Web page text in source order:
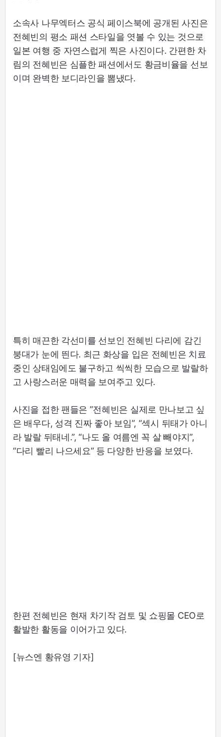
소속사 나무엑터스 공식 페이스북에 공개된 사진은
전혜빈의 평소 패션 스타일을 엿볼 수 있는 것으로
일본 여행 중 자연스럽게 찍은 사진이다. 간편한 차
림의 전혜빈은 심플한 패션에서도 황금비율을 선보
이며 완벽한 보디라인을 뽐냈다.
특히 매끈한 각선미를 선보인 전혜빈 다리에 감긴
붕대가 눈에 띈다. 최근 화상을 입은 전혜빈은 치료
중인 상태임에도 불구하고 씩씩한 모습으로 발랄하
고 사랑스러운 매력을 보여주고 있다.
사진을 접한 팬들은 ”전혜빈은 실제로 만나보고 싶
은 배우다, 성격 진짜 좋아 보임”, “섹시 뒤태가 아니
라 발랄 뒤태네.”, “나도 올 여름엔 꼭 살 빼야지”,
“다리 빨리 나으세요” 등 다양한 반응을 보였다.
한편 전혜빈은 현재 차기작 검토 및 쇼핑몰 CEO로
활발한 활동을 이어가고 있다.
[뉴스엔 황유영 기자]